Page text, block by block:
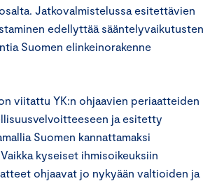
Jatkovalmistelussa esitettävien
edellyttää sääntelyvaikutusten
Suomen elinkeinorakenne
viitattu YK:n ohjaavien periaatteiden
ja esitetty
Suomen kannattamaksi
kyseiset ihmisoikeuksiin
ohjaavat jo nykyään valtioiden ja